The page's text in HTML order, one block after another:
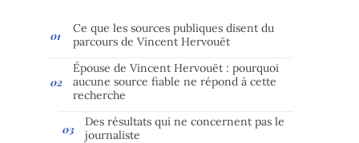
Ce que les sources publiques disent du
parcours de Vincent Hervouët
Épouse de Vincent Hervouët : pourquoi
aucune source fiable ne répond à cette
recherche
Des résultats qui ne concernent pas le
journaliste